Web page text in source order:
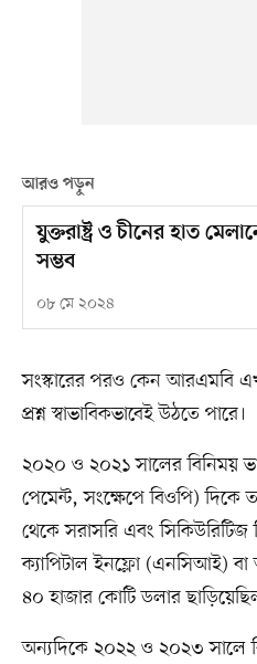
আরও পড়ুন
যুক্তরাষ্ট্র ও চীনের হাত
সম্ভব
০৮ মে ২০২৪
সংস্কারের পরও কেন আরএমবি
প্রশ্ন স্বাভাবিকভাবেই উঠতে পারে।
২০২০ ও ২০২১ সালের বিনিময়
পেমেন্ট, সংক্ষেপে বিওপি) দিকে
থেকে সরাসরি এবং
ক্যাপিটাল ইনফ্লো (এনসিআই) বা
৪০ হাজার কোটি ডলার
অন্যদিকে ২০২২ ও ২০২৩ সালে